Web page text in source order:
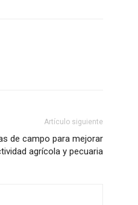
Artículo siguiente
de campo para mejorar
agrícola y pecuaria